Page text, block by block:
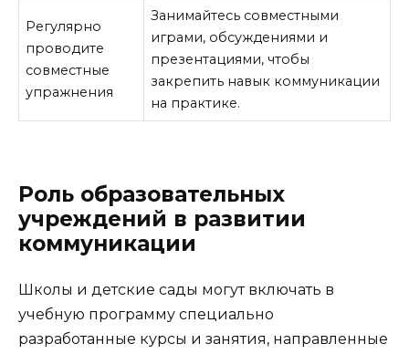
Регулярно
проводите
совместные
упражнения
Занимайтесь совместными
играми, обсуждениями и
презентациями, чтобы
закрепить навык коммуникации
на практике.
Роль образовательных
учреждений в развитии
коммуникации
Школы и детские сады могут включать в
учебную программу специально
разработанные курсы и занятия, направленные